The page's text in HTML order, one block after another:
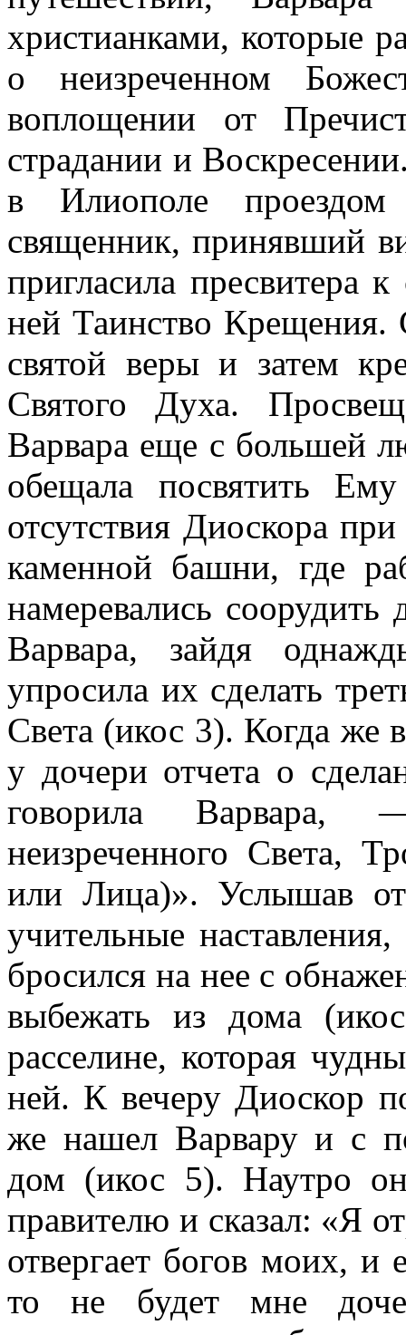
христианками, которые
о неизреченном
воплощении от
страдании и
в Илиополе проездом
священник, принявший
пригласила пресвитера
ней Таинство
святой веры и затем
Святого Духа.
Варвара еще с большей
обещала посвятить
отсутствия Диоскора
каменной башни, где
намеревались
Варвара, зайдя
упросила их сделать
Света (икос 3). Когда же
у дочери отчета о
говорила
неизреченного Света,
или Лица)». Услышав
учительные
бросился на нее с
выбежать из дома
расселине, которая
ней. К вечеру Диоскор
же нашел Варвару и с
дом (икос 5). Наутро
правителю и сказал: «Я
отвергает богов моих, и
то не будет мне